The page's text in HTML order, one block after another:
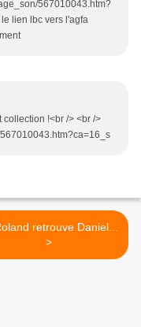
567010043.htm?
lien lbc vers l'agfa
!<br /> <br />
retrouve Daniel...
>